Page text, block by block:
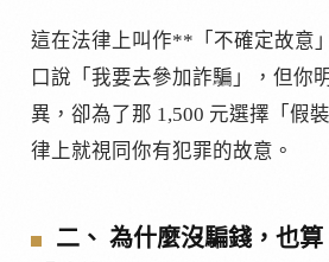
這在法律上叫作**「不確定故意
口說「我要去參加詐騙」，但你
異，卻為了那 1,500 元選擇「假
律上就視同你有犯罪的故意。
二、 為什麼沒騙錢，也